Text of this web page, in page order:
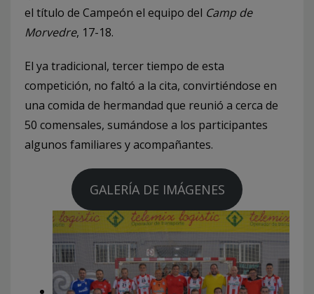
el título de Campeón el equipo del Camp de
Morvedre, 17-18.
El ya tradicional, tercer tiempo de esta
competición, no faltó a la cita, convirtiéndose en
una comida de hermandad que reunió a cerca de
50 comensales, sumándose a los participantes
algunos familiares y acompañantes.
GALERÍA DE IMÁGENES